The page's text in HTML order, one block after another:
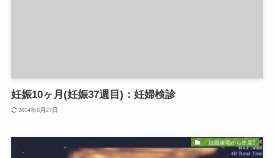
妊娠10ヶ月(妊娠37週目)：妊婦検診
2014年6月27日
妊娠後期から出産2